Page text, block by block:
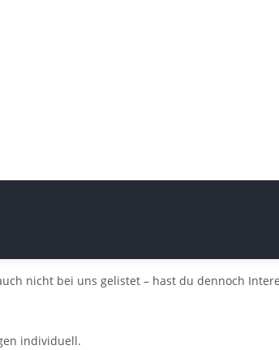
nicht bei uns gelistet – hast du dennoch
individuell.